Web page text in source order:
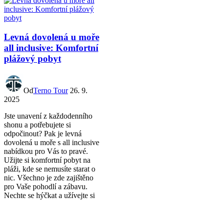
Levná dovolená u moře
all inclusive: Komfortní
plážový pobyt
OdTerno Tour 26. 9.
2025
Jste unavení z každodenního
shonu a potřebujete si
odpočinout? Pak je levná
dovolená u moře s all inclusive
nabídkou pro Vás to pravé.
Užijte si komfortní pobyt na
pláži, kde se nemusíte starat o
nic. Všechno je zde zajištěno
pro Vaše pohodlí a zábavu.
Nechte se hýčkat a užívejte si